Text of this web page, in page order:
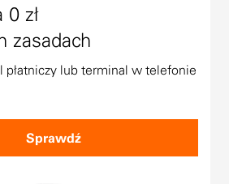
0 zł
zasadach
płatniczy lub terminal w telefonie
Sprawdź